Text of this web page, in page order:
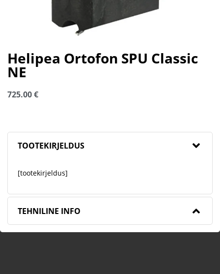
Helipea Ortofon SPU Classic
NE
725.00€
TOOTEKIRJELDUS
[tootekirjeldus]
TEHNILINE INFO